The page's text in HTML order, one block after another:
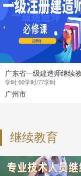
学时:60学时/77学时
广州市
继续教育